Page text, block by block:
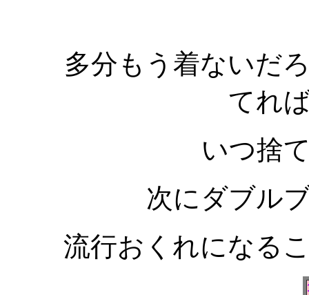
多分もう着ないだ
てれ
いつ捨
次にダブル
流行おくれになる